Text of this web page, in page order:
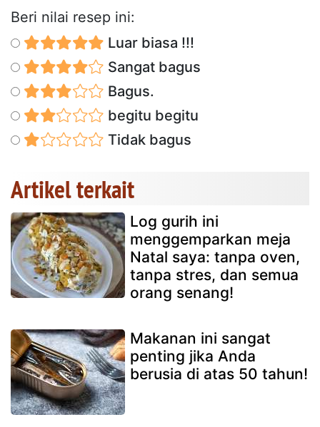
Beri nilai resep ini:
Luar biasa !!!
Sangat bagus
Bagus.
begitu begitu
Tidak bagus
Artikel terkait
Log gurih ini
menggemparkan meja
Natal saya: tanpa oven,
tanpa stres, dan semua
orang senang!
Makanan ini sangat
penting jika Anda
berusia di atas 50 tahun!